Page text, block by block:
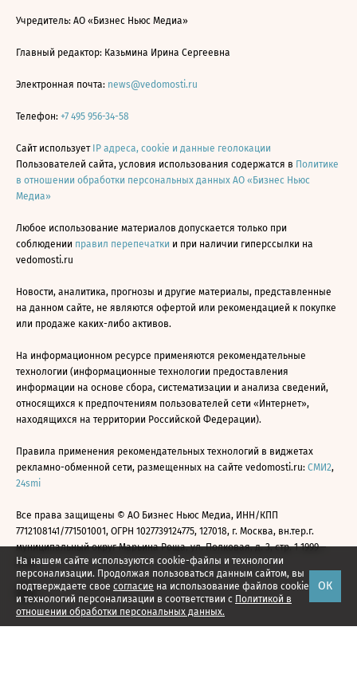
На нашем сайте используются cookie-файлы и технологии
персонализации. Продолжая пользоваться данным сайтом, вы
подтверждаете свое согласие на использование файлов cookie
и технологий персонализации в соответствии с Политикой в
отношении обработки персональных данных.
ОК
Учредитель: АО «Бизнес Ньюс Медиа»
Главный редактор: Казьмина Ирина Сергеевна
Электронная почта: news@vedomosti.ru
Телефон: +7 495 956-34-58
Сайт использует IP адреса, cookie и данные геолокации
Пользователей сайта, условия использования содержатся в Политике
в отношении обработки персональных данных АО «Бизнес Ньюс
Медиа»
Любое использование материалов допускается только при
соблюдении правил перепечатки и при наличии гиперссылки на
vedomosti.ru
Новости, аналитика, прогнозы и другие материалы, представленные
на данном сайте, не являются офертой или рекомендацией к покупке
или продаже каких-либо активов.
На информационном ресурсе применяются рекомендательные
технологии (информационные технологии предоставления
информации на основе сбора, систематизации и анализа сведений,
относящихся к предпочтениям пользователей сети «Интернет»,
находящихся на территории Российской Федерации).
Правила применения рекомендательных технологий в виджетах
рекламно-обменной сети, размещенных на сайте vedomosti.ru: СМИ2,
24smi
Все права защищены © АО Бизнес Ньюс Медиа, ИНН/КПП
7712108141/771501001, ОГРН 1027739124775, 127018, г. Москва, вн.тер.г.
муниципальный округ Марьина Роща, ул. Полковая, д. 3, стр. 1 1999—
2026